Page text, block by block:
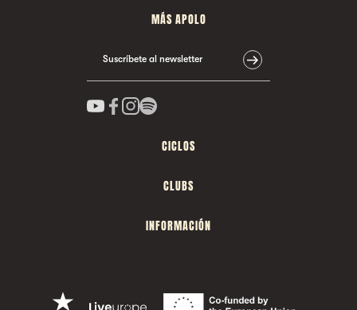
MÁS APOLO
Suscríbete al newsletter
CICLOS
CLUBS
INFORMACIÓN